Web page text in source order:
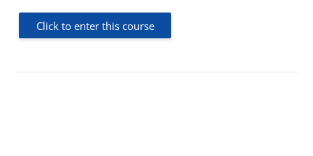
Click to enter this course